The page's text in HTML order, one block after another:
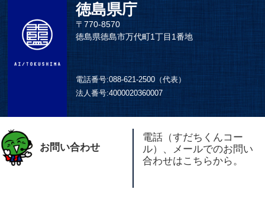
徳島県庁
〒770-8570
徳島県徳島市万代町1丁目1番地
電話番号:088-621-2500（代表）
法人番号:4000020360007
お問い合わせ
電話（すだちくんコー
ル）、メールでのお問い
合わせはこちらから。